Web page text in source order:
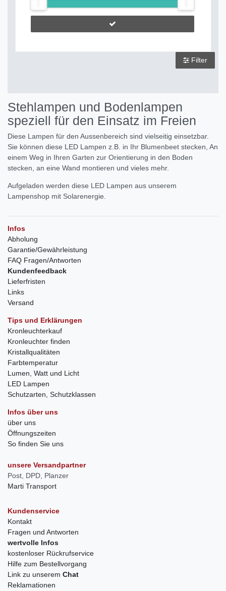
Filter
Stehlampen und Bodenlampen
speziell für den Einsatz im Freien
Diese Lampen für den Aussenbereich sind vielseitig einsetzbar.
Sie können diese LED Lampen z.B. in Ihr Blumenbeet stecken, An
einem Weg in Ihren Garten zur Orientierung in den Boden
stecken, an eine Wand montieren und vieles mehr.
Aufgeladen werden diese LED Lampen aus unserem
Lampenshop mit Solarenergie.
Infos
Abholung
Garantie/Gewährleistung
FAQ Fragen/Antworten
Kundenfeedback
Lieferfristen
Links
Versand
Tips und Erklärungen
Kronleuchterkauf
Kronleuchter finden
Kristallqualitäten
Farbtemperatur
Lumen, Watt und Licht
LED Lampen
Schutzarten, Schutzklassen
Infos über uns
über uns
Öffnungszeiten
So finden Sie uns
unsere Versandpartner
Post, DPD, Planzer
Marti Transport
Kundenservice
Kontakt
Fragen und Antworten
wertvolle Infos
kostenloser Rückrufservice
Hilfe zum Bestellvorgang
Link zu unserem Chat
Reklamationen